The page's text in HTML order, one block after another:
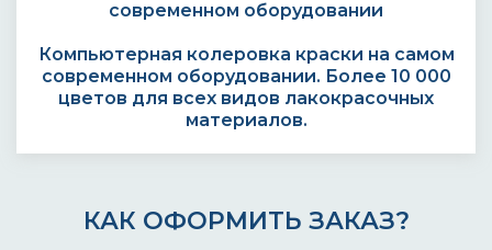
Компьютерная колеровка краски на самом
современном оборудовании. Более 10 000
цветов для всех видов лакокрасочных
материалов.
КАК ОФОРМИТЬ ЗАКАЗ?